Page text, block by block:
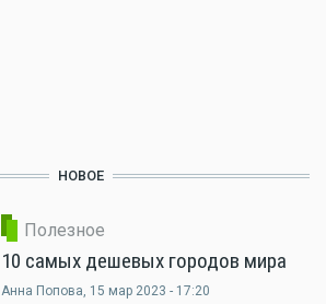
НОВОЕ
Полезное
10 самых дешевых городов мира
Анна Попова, 15 мар 2023 - 17:20